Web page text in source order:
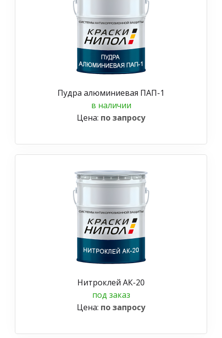
Пудра алюминиевая ПАП-1
в наличии
Цена: по запросу
Нитроклей АК-20
под заказ
Цена: по запросу